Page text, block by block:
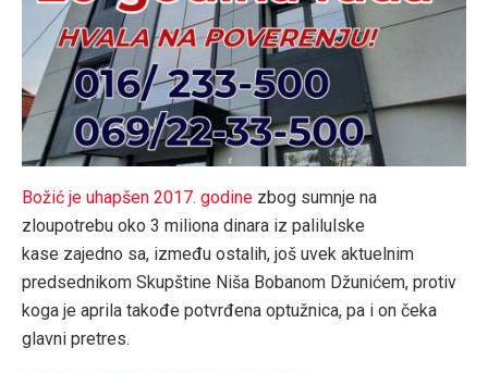
Božić je uhapšen 2017. godine zbog sumnje na
zloupotrebu oko 3 miliona dinara iz palilulske
kase zajedno sa, između ostalih, još uvek aktuelnim
predsednikom Skupštine Niša Bobanom Džunićem, protiv
koga je aprila takođe potvrđena optužnica, pa i on čeka
glavni pretres.